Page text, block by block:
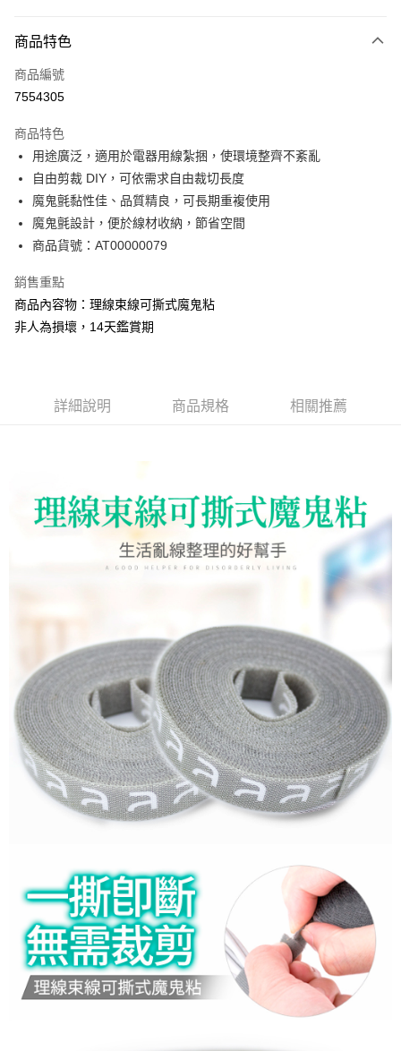
信用卡一次付款
超商取貨付款
Apple Pay
街口支付
悠遊付
ATM付款
全家取貨付款
每筆NT$60，滿NT$299(含以上)免運費
付款後7-11取貨
每筆NT$60，滿NT$299(含以上)免運費
商品特色
商品編號
7554305
商品特色
用途廣泛，適用於電器用線紮捆，使環境整齊不紊亂
自由剪裁 DIY，可依需求自由裁切長度
魔鬼氈黏性佳、品質精良，可長期重複使用
魔鬼氈設計，便於線材收納，節省空間
商品貨號：AT00000079
銷售重點
商品內容物：理線束線可撕式魔鬼粘
非人為損壞，14天鑑賞期
詳細說明 商品規格 相關推薦